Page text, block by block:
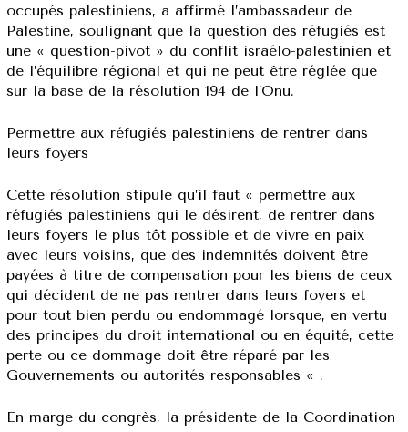
occupés palestiniens, a affirmé l’ambassadeur de
Palestine, soulignant que la question des réfugiés est
une « question-pivot » du conflit israélo-palestinien et
de l’équilibre régional et qui ne peut être réglée que
sur la base de la résolution 194 de l’Onu.
Permettre aux réfugiés palestiniens de rentrer dans
leurs foyers
Cette résolution stipule qu’il faut « permettre aux
réfugiés palestiniens qui le désirent, de rentrer dans
leurs foyers le plus tôt possible et de vivre en paix
avec leurs voisins, que des indemnités doivent être
payées à titre de compensation pour les biens de ceux
qui décident de ne pas rentrer dans leurs foyers et
pour tout bien perdu ou endommagé lorsque, en vertu
des principes du droit international ou en équité, cette
perte ou ce dommage doit être réparé par les
Gouvernements ou autorités responsables « .
En marge du congrès, la présidente de la Coordination